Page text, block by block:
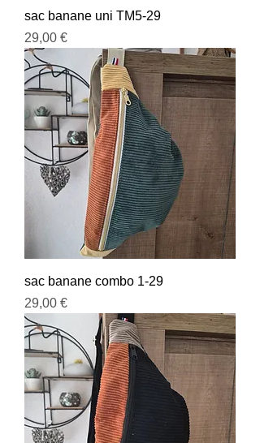
sac banane uni TM5-29
Prix
29,00 €
sac banane combo 1-29
Prix
29,00 €